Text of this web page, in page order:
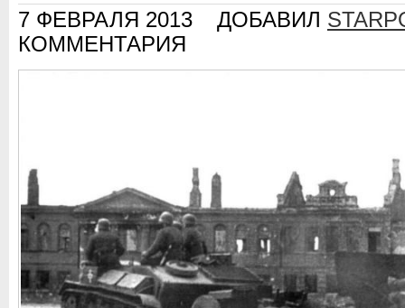
7 ФЕВРАЛЯ 2013 ДОБАВИЛ
КОММЕНТАРИЯ